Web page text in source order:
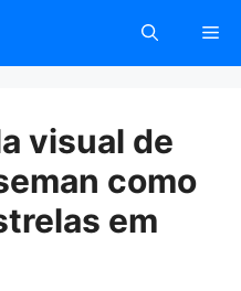
visual de
como
em